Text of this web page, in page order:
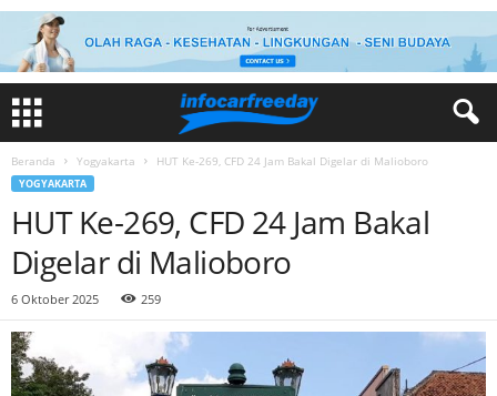
Beranda Yogyakarta HUT Ke-269, CFD 24 Jam Bakal Digelar di Malioboro
YOGYAKARTA
HUT Ke-269, CFD 24 Jam Bakal
Digelar di Malioboro
6 Oktober 2025 259